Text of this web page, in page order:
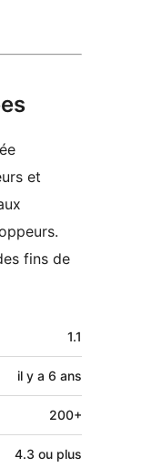
et
fins de
1.1
il y a 6 ans
200+
4.3 ou plus